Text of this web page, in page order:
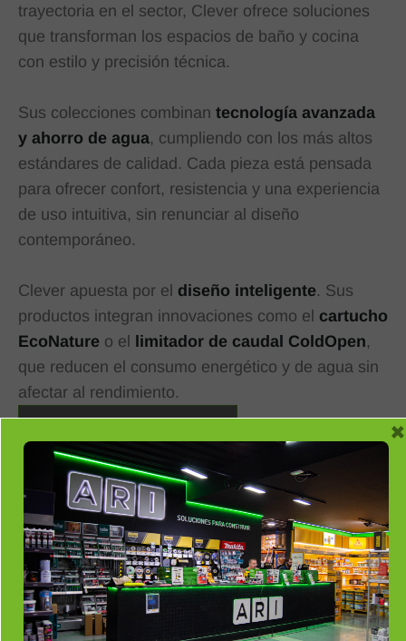
trayectoria en el sector, Clever ofrece soluciones
que transforman los espacios de baño y cocina
con estilo y precisión técnica.
Sus colecciones combinan tecnología avanzada
y ahorro de agua, cumpliendo con los más altos
estándares de calidad. Cada pieza está pensada
para ofrecer confort, resistencia y una experiencia
de uso intuitiva, sin renunciar al diseño
contemporáneo.
Clever apuesta por el diseño inteligente. Sus
productos integran innovaciones como el cartucho
EcoNature o el limitador de caudal ColdOpen,
que reducen el consumo energético y de agua sin
afectar al rendimiento.
Desde líneas minimalistas hasta diseños
más vanguardistas,Clever ofrece una
amplia gama de estilos para adaptarse a
cualquier ambiente.Sus acabados —
cromo, negro mate, dorado, níquel cepillado
— aportan personalidad y elegancia a cada
×